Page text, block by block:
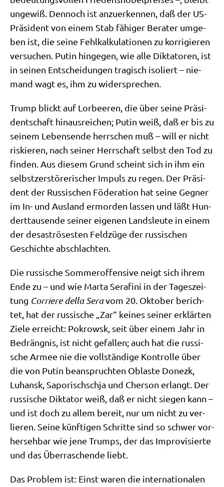
unge­wiß. Den­noch ist anzu­er­ken­nen, daß der US-
Prä­si­dent von einem Stab fähi­ger Bera­ter umge­
ben ist, die sei­ne Fehl­kal­ku­la­tio­nen zu kor­ri­gie­ren
ver­su­chen. Putin hin­ge­gen, wie alle Dik­ta­to­ren, ist
in sei­nen Ent­schei­dun­gen tra­gisch iso­liert – nie­
mand wagt es, ihm zu widersprechen.
Trump blickt auf Lor­bee­ren, die über sei­ne Prä­si­
dent­schaft hin­aus­rei­chen; Putin weiß, daß er bis zu
sei­nem Lebens­en­de herr­schen muß – will er nicht
ris­kie­ren, nach sei­ner Herr­schaft selbst den Tod zu
fin­den. Aus die­sem Grund scheint sich in ihm ein
selbst­zer­stö­re­ri­scher Impuls zu regen. Der Prä­si­
dent der Rus­si­schen Föde­ra­ti­on hat sei­ne Geg­ner
im In- und Aus­land ermor­den las­sen und läßt Hun­
dert­tau­sen­de sei­ner eige­nen Lands­leu­te in einem
der desa­strö­se­sten Feld­zü­ge der rus­si­schen
Geschich­te abschlachten.
Die rus­si­sche Som­mer­of­fen­si­ve neigt sich ihrem
Ende zu – und wie Mar­ta Ser­a­fi­ni in der Tages­zei­
tung Cor­rie­re del­la Seravom 20. Okto­ber berich­
tet, hat der rus­si­sche „Zar“ kei­nes sei­ner erklär­ten
Zie­le erreicht: Pokrowsk, seit über einem Jahr in
Bedräng­nis, ist nicht gefal­len; auch hat die rus­si­
sche Armee nie die voll­stän­di­ge Kon­trol­le über
die von Putin bean­spruch­ten Obla­ste Donezk,
Luhansk, Sapo­rischschja und Cher­son erlangt. Der
rus­si­sche Dik­ta­tor weiß, daß er nicht sie­gen kann –
und ist doch zu allem bereit, nur um nicht zu ver­
lie­ren. Sei­ne künf­ti­gen Schrit­te sind so schwer vor­
her­seh­bar wie jene Trumps, der das Impro­vi­sier­te
und das Über­ra­schen­de liebt.
Das Pro­blem ist: Einst waren die inter­na­tio­na­len